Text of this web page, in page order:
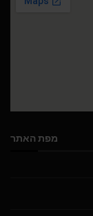
מפת האתר